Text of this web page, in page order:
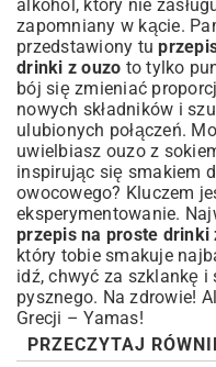
alkohol, który nie
zapomniany w kącie.
przedstawiony tu
drinki z ouzo to tylko
bój się zmieniać
nowych składników i
ulubionych połączeń.
uwielbiasz ouzo z
inspirując się smakiem
owocowego? Kluczem
eksperymentowanie.
przepis na proste drinki
który tobie smakuje
idź, chwyć za szklankę i
pysznego. Na zdrowie!
Grecji – Yamas!
PRZECZYTAJ